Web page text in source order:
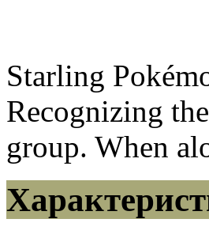
Starling
Recognizing
group. When